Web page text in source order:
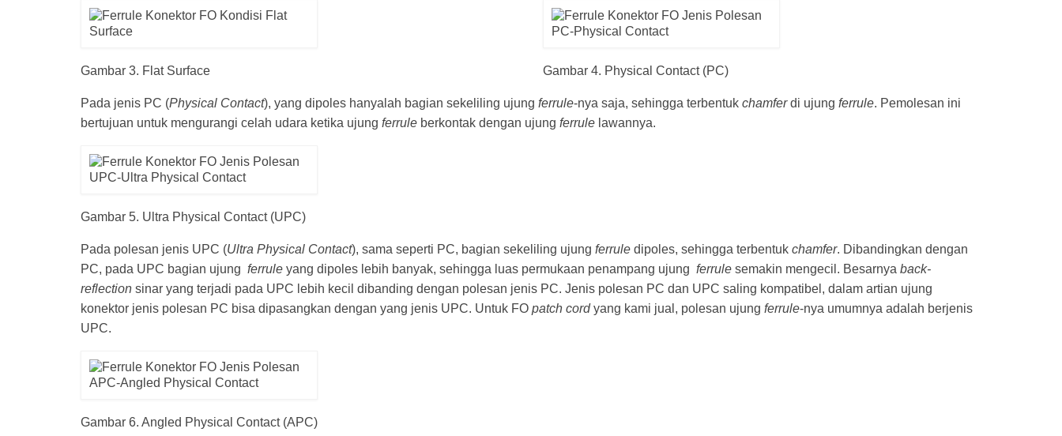
Gambar 3. Flat Surface Gambar 4. Physical Contact (PC)
Pada jenis PC (Physical Contact), yang dipoles hanyalah bagian sekeliling ujung ferrule-nya saja, sehingga terbentuk chamferdi ujung ferrule. Pemolesan ini
bertujuan untuk mengurangi celah udara ketika ujung ferrule berkontak dengan ujung ferrule lawannya.
Gambar 5. Ultra Physical Contact (UPC)
Pada polesan jenis UPC (Ultra Physical Contact), sama seperti PC, bagian sekeliling ujung ferrule dipoles, sehingga terbentuk chamfer. Dibandingkan dengan
PC, pada UPC bagian ujung ferrule yang dipoles lebih banyak, sehingga luas permukaan penampang ujung ferrule semakin mengecil. Besarnya back-
reflection sinar yang terjadi pada UPC lebih kecil dibanding dengan polesan jenis PC. Jenis polesan PC dan UPC saling kompatibel, dalam artian ujung
konektor jenis polesan PC bisa dipasangkan dengan yang jenis UPC. Untuk FO patch cordyang kami jual, polesan ujung ferrule-nya umumnya adalah berjenis
UPC.
Gambar 6. Angled Physical Contact (APC)